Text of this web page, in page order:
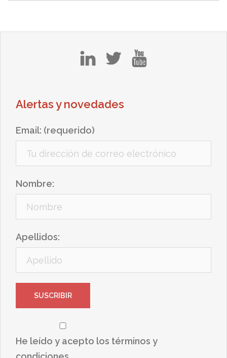
Alertas y novedades
Email: (requerido)
Nombre:
Apellidos:
He leído y acepto los términos y